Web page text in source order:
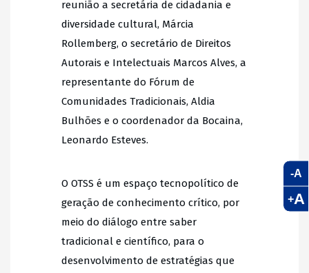
reunião a secretária de cidadania e
diversidade cultural, Márcia
Rollemberg, o secretário de Direitos
Autorais e Intelectuais Marcos Alves, a
representante do Fórum de
Comunidades Tradicionais, Aldia
Bulhões e o coordenador da Bocaina,
Leonardo Esteves.
O OTSS é um espaço tecnopolítico de
geração de conhecimento crítico, por
meio do diálogo entre saber
tradicional e científico, para o
desenvolvimento de estratégias que
-A
+A